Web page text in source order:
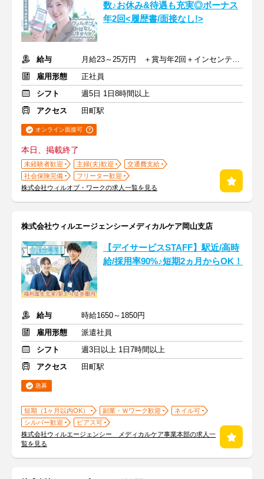
数♪お休み&待遇も充実◎ボーナス
年2回<履歴書/面接なし!>
給与
月給23～25万円 ＋賞与年2回＋インセンティブ＋交通費
雇用形態
正社員
シフト
週5日 1日8時間以上
アクセス
田町駅
オンライン面接可
本日、掲載終了
未経験者歓迎 主婦(夫)歓迎
交通費支給
社会保険完備
フリーター歓迎
株式会社ウィルオブ・ワークの求人一覧を見る
株式会社ウィルエージェンシーメディカルケア岡山支店
【デイサービスSTAFF】駅近/高時
給/採用率90%♪短期2ヵ月からOK！
給与
時給1650～1850円
雇用形態
派遣社員
シフト
週3日以上 1日7時間以上
アクセス
田町駅
急募
短期（1ヶ月以内OK） 副業・Ｗワーク歓迎
ネイル可
シルバー歓迎
ピアス可
株式会社ウィルエージェンシー メディカルケア事業本部の求人一
覧を見る